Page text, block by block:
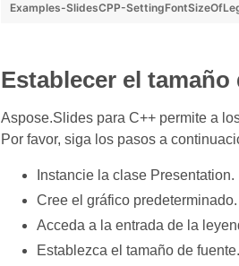
Examples-SlidesCPP-
Establecer el
Aspose.Slides para C++ permite a
Por favor, siga los pasos a
Instancie la clase Presentation.
Cree el gráfico predeterminado.
Acceda a la entrada de la
Establezca el tamaño de fuente.